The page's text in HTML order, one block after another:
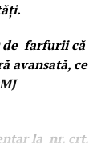
de farfurii că
avansată, ce
la nr. crt.